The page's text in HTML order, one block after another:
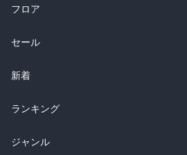
フロア
総合
ラノベ
雑誌・グラビア
BL・TL
セール
総合
ラノベ
雑誌・グラビア
新着
総合
ラノベ
ランキング
総合
ジャンル